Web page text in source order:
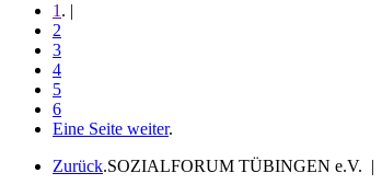
1 . |
2
3
4
5
6
Eine Seite weiter.
Zurück.SOZIALFORUM TÜBINGEN e.V. |